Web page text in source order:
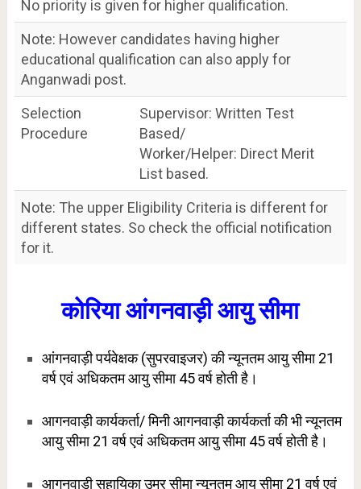
No priority is given for higher qualification.
Note: However candidates having higher
educational qualification can also apply for
Anganwadi post.
Selection
Procedure
Supervisor: Written Test
Based/
Worker/Helper: Direct Merit
List based.
Note: The upper Eligibility Criteria is different for
different states. So check the official notification
for it.
कोरिया आंगनवाड़ी आयु सीमा
आंगनवाड़ी पर्यवेक्षक (सुपरवाइजर) की न्यूनतम आयु सीमा 21
वर्ष एवं अधिकतम आयु सीमा 45 वर्ष होती है।
आगनवाड़ी कार्यकर्ता/ मिनी आगनवाड़ी कार्यकर्ता की भी न्यूनतम
आयु सीमा 21 वर्ष एवं अधिकतम आयु सीमा 45 वर्ष होती है।
आगनवाड़ी सहायिका उम्र सीमा न्यूनतम आयु सीमा 21 वर्ष एवं